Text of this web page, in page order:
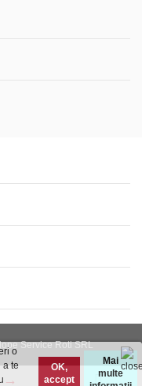
o
a te
OK,
accept
Mai
multe
Service Roti SRL